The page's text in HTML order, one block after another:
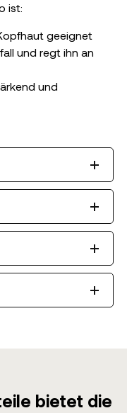
ist:
geeignet
und regt ihn an
und
bietet die